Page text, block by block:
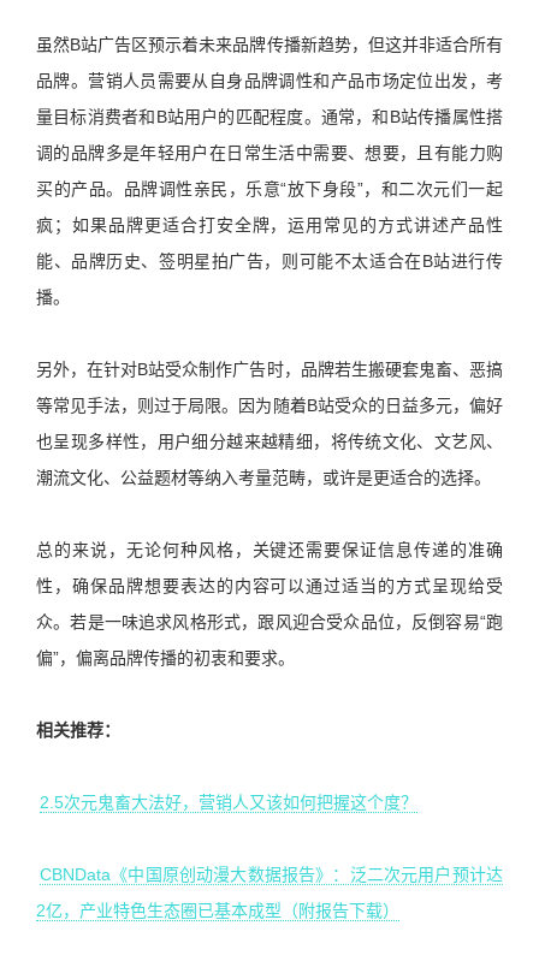
虽然B站广告区预示着未来品牌传播新趋势，但这并非适合所有
品牌。营销人员需要从自身品牌调性和产品市场定位出发，考
量目标消费者和B站用户的匹配程度。通常，和B站传播属性搭
调的品牌多是年轻用户在日常生活中需要、想要，且有能力购
买的产品。品牌调性亲民，乐意“放下身段”，和二次元们一起
疯；如果品牌更适合打安全牌，运用常见的方式讲述产品性
能、品牌历史、签明星拍广告，则可能不太适合在B站进行传
播。
另外，在针对B站受众制作广告时，品牌若生搬硬套鬼畜、恶搞
等常见手法，则过于局限。因为随着B站受众的日益多元，偏好
也呈现多样性，用户细分越来越精细，将传统文化、文艺风、
潮流文化、公益题材等纳入考量范畴，或许是更适合的选择。
总的来说，无论何种风格，关键还需要保证信息传递的准确
性，确保品牌想要表达的内容可以通过适当的方式呈现给受
众。若是一味追求风格形式，跟风迎合受众品位，反倒容易“跑
偏”，偏离品牌传播的初衷和要求。
相关推荐：
2.5次元鬼畜大法好，营销人又该如何把握这个度？
CBNData《中国原创动漫大数据报告》：泛二次元用户预计达
2亿，产业特色生态圈已基本成型（附报告下载）